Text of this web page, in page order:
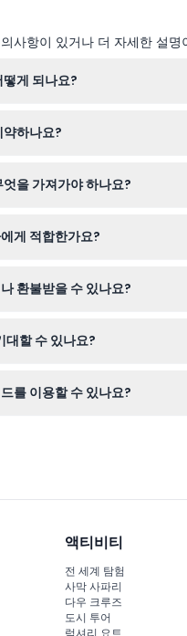
사항이 있거나 더 자세한 설
게 되나요?
하나요?
을 가져가야 하나요?
게 적합한가요?
환불받을 수 있나요?
대할 수 있나요?
를 이용할 수 있나요?
액티비티
전 세계 탐험
사막 사파리
다우 크루즈
도시 투어